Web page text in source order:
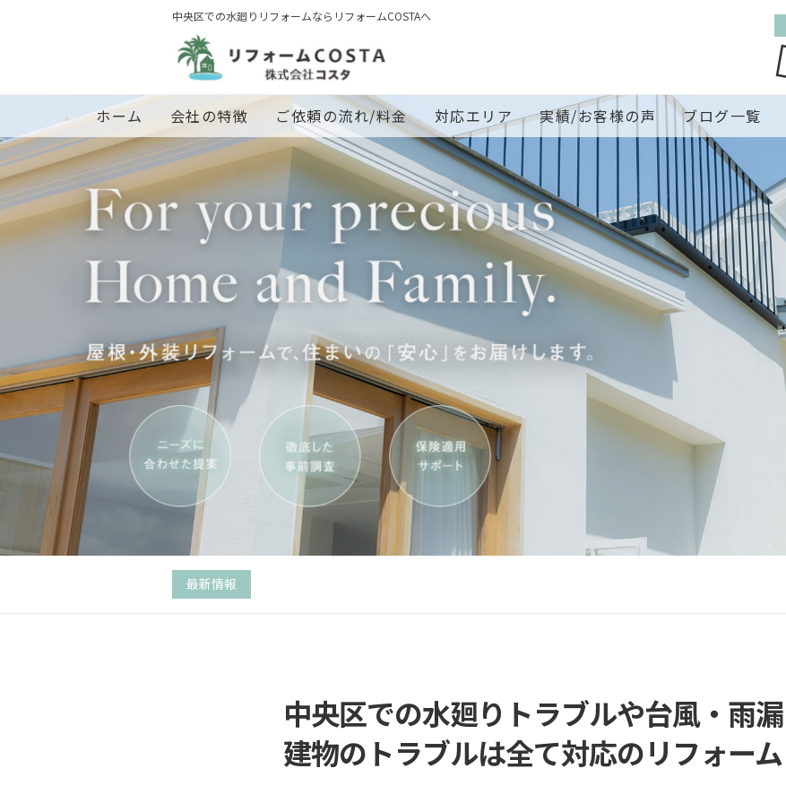
中央区での水廻りリフォームならリフォームCOSTAへ
ホーム 会社の特徴 ご依頼の流れ/料金 対応エリア 実績/お客様の声 ブログ一覧
最新情報
中央区での水廻りトラブルや台風・雨
建物のトラブルは全て対応のリフォー